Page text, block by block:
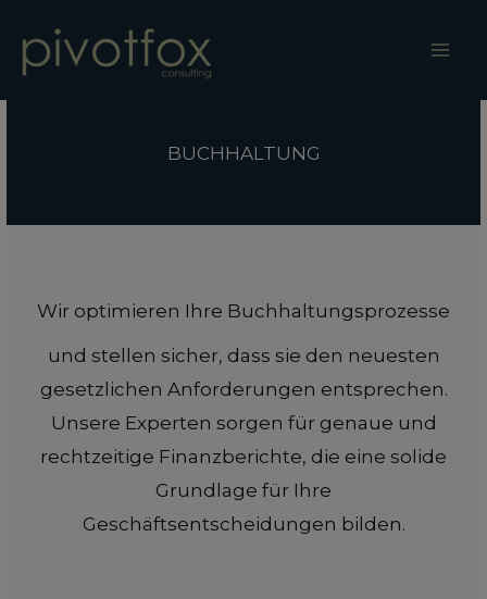
Inhalt
springen
BUCHHALTUNG
Wir optimieren Ihre Buchhaltungsprozesse
und stellen sicher, dass sie den neuesten
gesetzlichen Anforderungen entsprechen.
Unsere Experten sorgen für genaue und
rechtzeitige Finanzberichte, die eine solide
Grundlage für Ihre
Geschäftsentscheidungen bilden.